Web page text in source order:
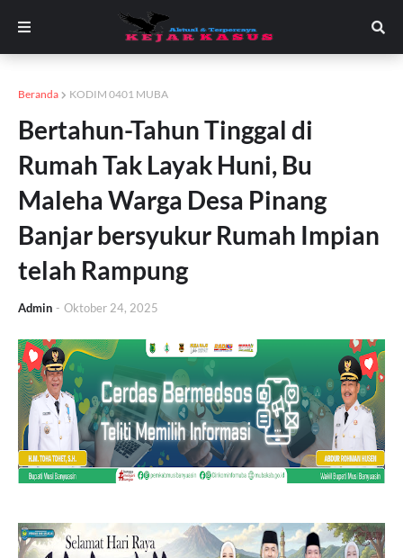
Beranda KODIM 0401 MUBA
Bertahun-Tahun Tinggal di
Rumah Tak Layak Huni, Bu
Maleha Warga Desa Pinang
Banjar bersyukur Rumah Impian
telah Rampung
Admin - Oktober 24, 2025